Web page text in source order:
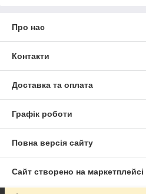
Про нас
Контакти
Доставка та оплата
Графік роботи
Повна версія сайту
Сайт створено на маркетплейсі